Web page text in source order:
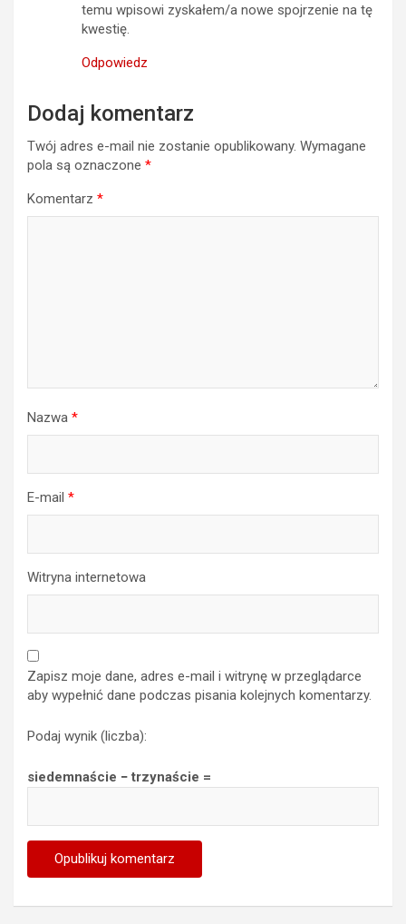
Odpowiedz
Dodaj komentarz
Twój adres e-mail nie zostanie opublikowany.
pola są oznaczone*
Komentarz
Zapisz moje dane, adres e-mail i witrynę w przeglądarce
aby wypełnić dane podczas pisania kolejnych komentarzy.
Podaj wynik (liczba):
siedemnaście − trzynaście =